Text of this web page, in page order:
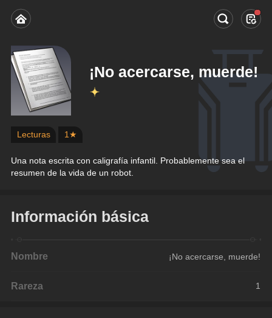
¡No acercarse, muerde!
Lecturas 1★
Una nota escrita con caligrafía infantil. Probablemente sea el
resumen de la vida de un robot.
Información básica
Nombre ¡No acercarse, muerde!
Rareza 1